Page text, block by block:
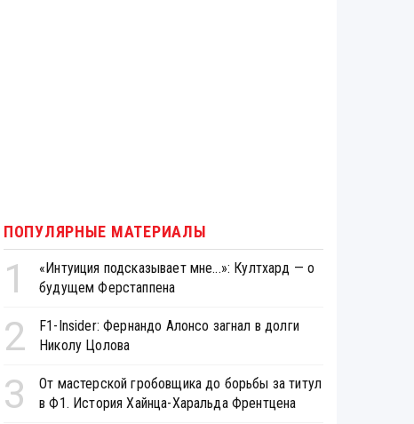
ПОПУЛЯРНЫЕ МАТЕРИАЛЫ
1
«Интуиция подсказывает мне...»: Култхард — о
будущем Ферстаппена
2
F1-Insider: Фернандо Алонсо загнал в долги
Николу Цолова
3
От мастерской гробовщика до борьбы за титул
в Ф1. История Хайнца-Харальда Френтцена